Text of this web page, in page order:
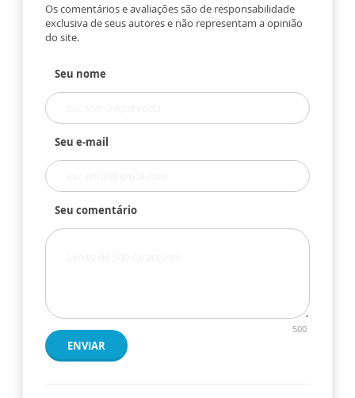
Os comentários e avaliações são de responsabilidade
exclusiva de seus autores e não representam a opinião
do site.
Seu nome
Seu e-mail
Seu comentário
500
ENVIAR